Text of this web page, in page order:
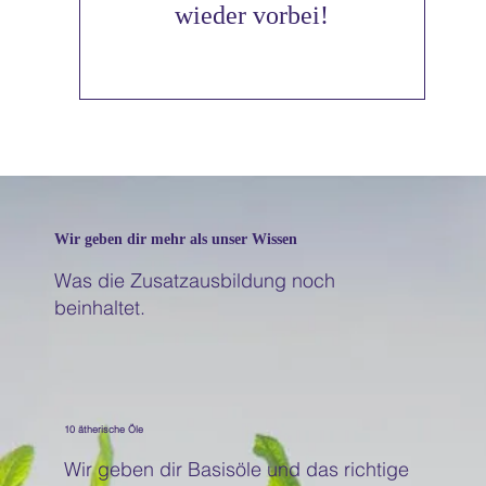
wieder vorbei!
Wir geben dir mehr als unser Wissen
Was die Zusatzausbildung noch
beinhaltet.
10 ätherische Öle
Wir geben dir Basisöle und das richtige